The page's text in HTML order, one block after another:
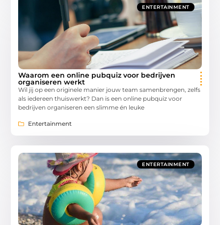
ENTERTAINMENT
Waarom een online pubquiz voor bedrijven
organiseren werkt
Wil jij op een originele manier jouw team samenbrengen, zelfs
als iedereen thuiswerkt? Dan is een online pubquiz voor
bedrijven organiseren een slimme én leuke
Entertainment
ENTERTAINMENT